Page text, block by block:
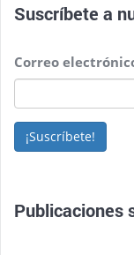
Suscríbete a
Correo
¡Suscríbete!
Publicaciones